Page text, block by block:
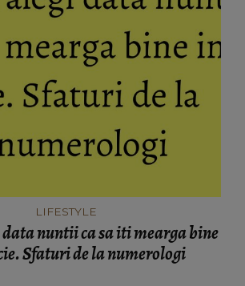
LIFESTYLE
nuntii ca sa iti mearga bine
Sfaturi de la numerologi